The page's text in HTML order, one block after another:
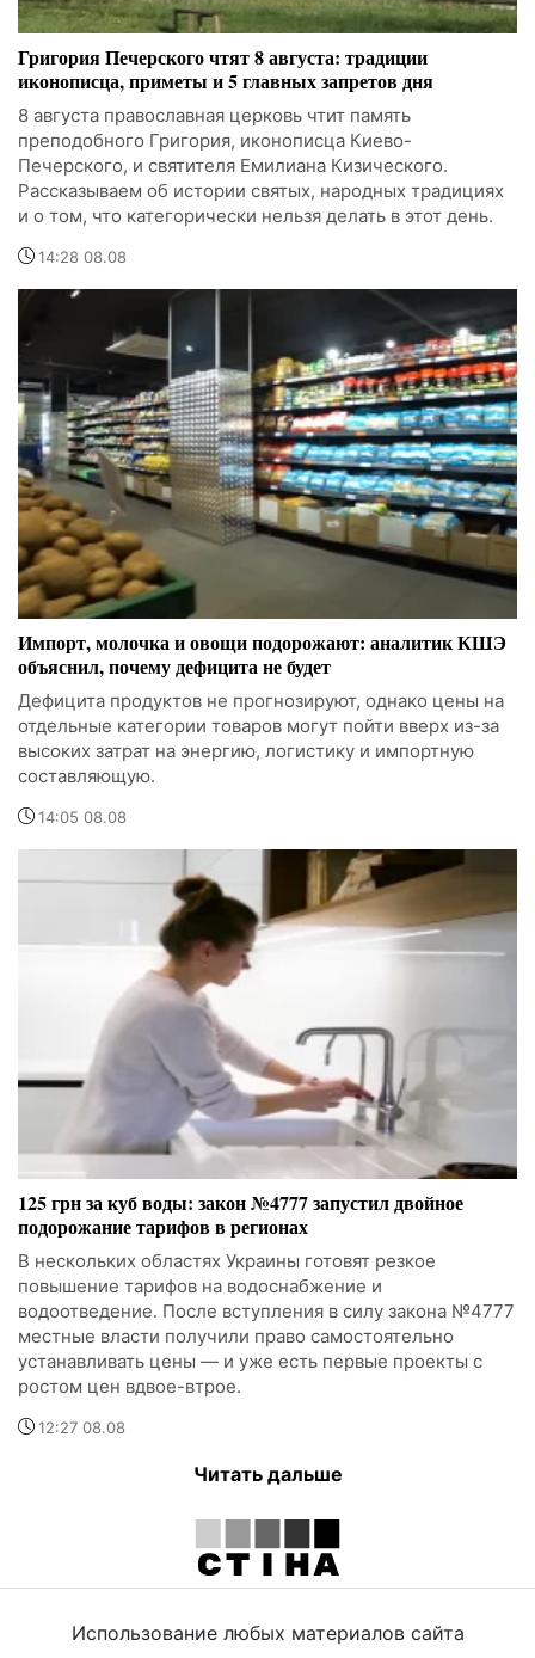
Григория Печерского чтят 8 августа: традиции
иконописца, приметы и 5 главных запретов дня
8 августа православная церковь чтит память
преподобного Григория, иконописца Киево-
Печерского, и святителя Емилиана Кизического.
Рассказываем об истории святых, народных традициях
и о том, что категорически нельзя делать в этот день.
14:28 08.08
Импорт, молочка и овощи подорожают: аналитик КШЭ
объяснил, почему дефицита не будет
Дефицита продуктов не прогнозируют, однако цены на
отдельные категории товаров могут пойти вверх из-за
высоких затрат на энергию, логистику и импортную
составляющую.
14:05 08.08
125 грн за куб воды: закон №4777 запустил двойное
подорожание тарифов в регионах
В нескольких областях Украины готовят резкое
повышение тарифов на водоснабжение и
водоотведение. После вступления в силу закона №4777
местные власти получили право самостоятельно
устанавливать цены — и уже есть первые проекты с
ростом цен вдвое-втрое.
12:27 08.08
Читать дальше
Использование любых материалов сайта